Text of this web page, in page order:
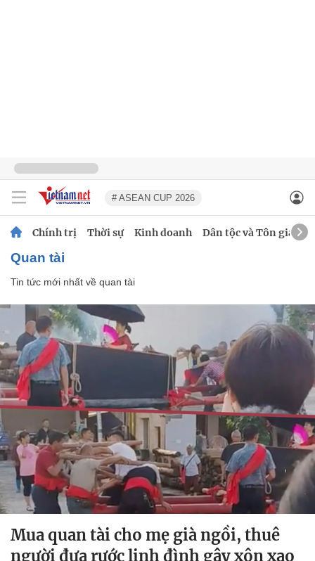
# ASEAN CUP 2026
Chính trị Thời sự Kinh doanh Dân tộc và Tôn giáo
quan tài
Tin tức mới nhất về quan tài
Mua quan tài cho mẹ già ngồi, thuê
người đưa rước linh đình gây xôn xao